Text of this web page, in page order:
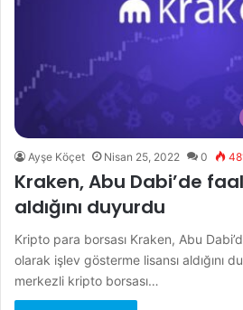
Ayşe Köçet Nisan 25, 2022 0
Kraken, Abu Dabi’de
aldığını duyurdu
Kripto para borsası Kraken, Abu
olarak işlev gösterme lisansı aldığını
merkezli kripto borsası…